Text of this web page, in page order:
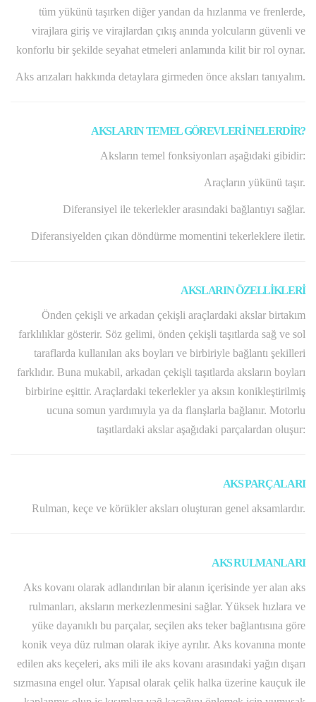
tüm yükünü taşırken diğer yandan da hızlanma ve frenlerde,
virajlara giriş ve virajlardan çıkış anında yolcuların güvenli ve
konforlu bir şekilde seyahat etmeleri anlamında kilit bir rol oynar.
Aks arızaları hakkında detaylara girmeden önce aksları tanıyalım.
AKSLARIN TEMEL GÖREVLERİ NELERDİR?
Aksların temel fonksiyonları aşağıdaki gibidir:
Araçların yükünü taşır.
Diferansiyel ile tekerlekler arasındaki bağlantıyı sağlar.
Diferansiyelden çıkan döndürme momentini tekerleklere iletir.
AKSLARIN ÖZELLİKLERİ
Önden çekişli ve arkadan çekişli araçlardaki akslar birtakım
farklılıklar gösterir. Söz gelimi, önden çekişli taşıtlarda sağ ve sol
taraflarda kullanılan aks boyları ve birbiriyle bağlantı şekilleri
farklıdır. Buna mukabil, arkadan çekişli taşıtlarda aksların boyları
birbirine eşittir. Araçlardaki tekerlekler ya aksın konikleştirilmiş
ucuna somun yardımıyla ya da flanşlarla bağlanır. Motorlu
taşıtlardaki akslar aşağıdaki parçalardan oluşur:
AKS PARÇALARI
Rulman, keçe ve körükler aksları oluşturan genel aksamlardır.
AKS RULMANLARI
Aks kovanı olarak adlandırılan bir alanın içerisinde yer alan aks
rulmanları, aksların merkezlenmesini sağlar. Yüksek hızlara ve
yüke dayanıklı bu parçalar, seçilen aks teker bağlantısına göre
konik veya düz rulman olarak ikiye ayrılır. Aks kovanına monte
edilen aks keçeleri, aks mili ile aks kovanı arasındaki yağın dışarı
sızmasına engel olur. Yapısal olarak çelik halka üzerine kauçuk ile